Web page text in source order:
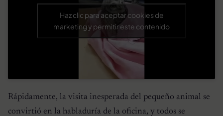
Haz clic para aceptar cookies de
marketing y permitir este contenido
Rápidamente, la visita inesperada del pequeño animal se
convirtió en la habladuría de la oficina, y todos se